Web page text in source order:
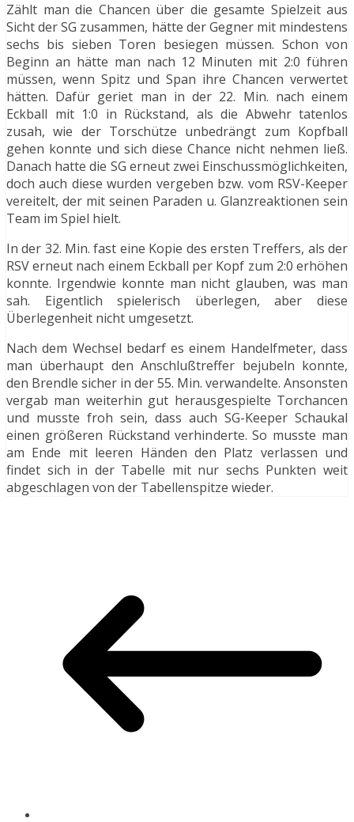
Zählt man die Chancen über die gesamte Spielzeit aus
Sicht der SG zusammen, hätte der Gegner mit mindestens
sechs bis sieben Toren besiegen müssen. Schon von
Beginn an hätte man nach 12 Minuten mit 2:0 führen
müssen, wenn Spitz und Span ihre Chancen verwertet
hätten. Dafür geriet man in der 22. Min. nach einem
Eckball mit 1:0 in Rückstand, als die Abwehr tatenlos
zusah, wie der Torschütze unbedrängt zum Kopfball
gehen konnte und sich diese Chance nicht nehmen ließ.
Danach hatte die SG erneut zwei Einschussmöglichkeiten,
doch auch diese wurden vergeben bzw. vom RSV-Keeper
vereitelt, der mit seinen Paraden u. Glanzreaktionen sein
Team im Spiel hielt.
In der 32. Min. fast eine Kopie des ersten Treffers, als der
RSV erneut nach einem Eckball per Kopf zum 2:0 erhöhen
konnte. Irgendwie konnte man nicht glauben, was man
sah. Eigentlich spielerisch überlegen, aber diese
Überlegenheit nicht umgesetzt.
Nach dem Wechsel bedarf es einem Handelfmeter, dass
man überhaupt den Anschlußtreffer bejubeln konnte,
den Brendle sicher in der 55. Min. verwandelte. Ansonsten
vergab man weiterhin gut herausgespielte Torchancen
und musste froh sein, dass auch SG-Keeper Schaukal
einen größeren Rückstand verhinderte. So musste man
am Ende mit leeren Händen den Platz verlassen und
findet sich in der Tabelle mit nur sechs Punkten weit
abgeschlagen von der Tabellenspitze wieder.